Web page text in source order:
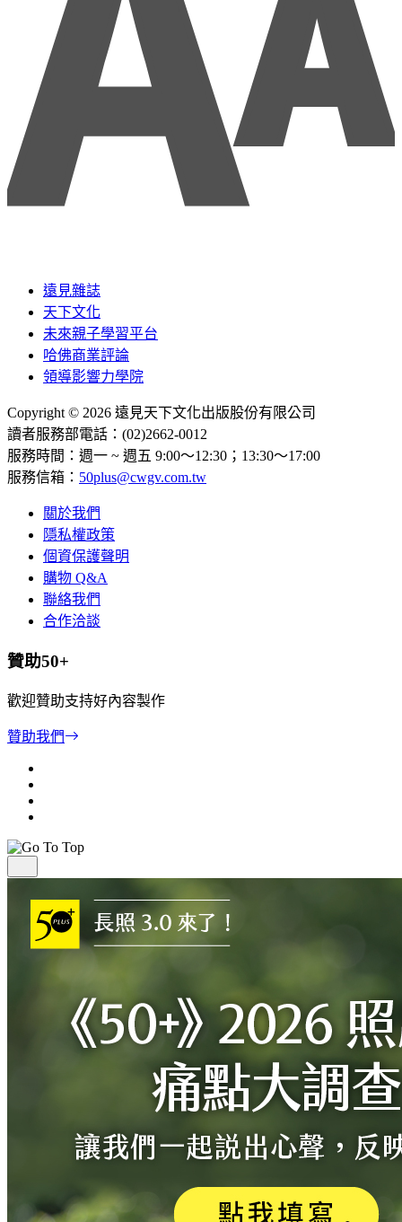
遠見雜誌
天下文化
未來親子學習平台
哈佛商業評論
領導影響力學院
Copyright © 2026 遠見天下文化出版股份有限公司
讀者服務部電話：(02)2662-0012
服務時間：週一 ~ 週五 9:00～12:30；13:30～17:00
服務信箱： 50plus@cwgv.com.tw
關於我們
隱私權政策
個資保護聲明
購物 Q&A
聯絡我們
合作洽談
贊助50+
歡迎贊助支持好內容製作
贊助我們